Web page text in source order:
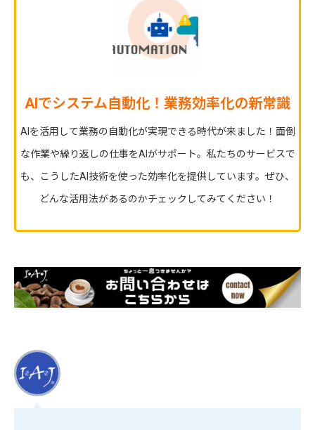
AIでシステム自動化！業務効率化の新常識
AIを活用して業務の自動化が実現できる時代が来ました！面倒
な作業や繰り返しの仕事をAIがサポート。私たちのサービスで
も、こうしたAI技術を使った効率化を提供しています。ぜひ、
どんな活用法があるのかチェックしてみてください！